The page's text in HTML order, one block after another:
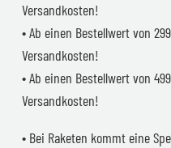
Versandkosten!
• Ab einen Bestellwert von
Versandkosten!
• Ab einen Bestellwert von
Versandkosten!
• Bei Raketen kommt eine